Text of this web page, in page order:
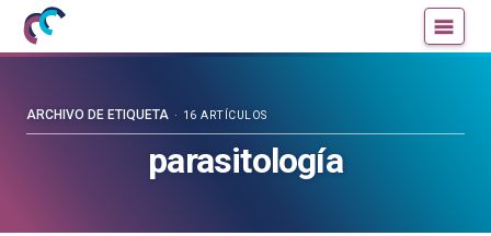
Mujeres
con
blog
parasitología
ARCHIVO DE ETIQUETA 16 ARTÍCULOS